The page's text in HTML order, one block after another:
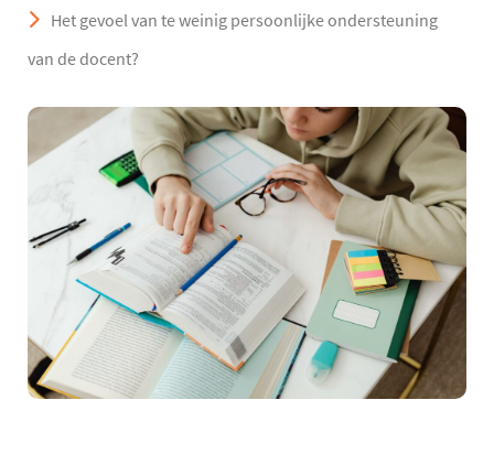
Het gevoel van te weinig persoonlijke ondersteuning
van de docent?